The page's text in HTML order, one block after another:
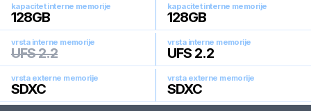
kapacitet interne memorije
128GB
kapacitet interne memorije
128GB
vrsta interne memorije
UFS 2.2
vrsta interne memorije
UFS 2.2
vrsta externe memorije
SDXC
vrsta externe memorije
SDXC